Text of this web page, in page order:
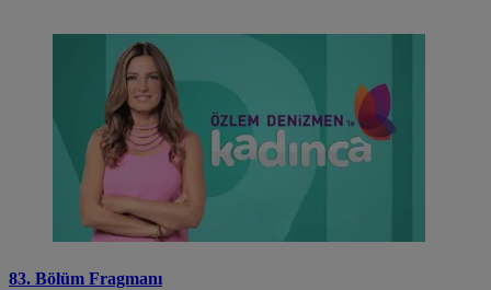
83. Bölüm Fragmanı